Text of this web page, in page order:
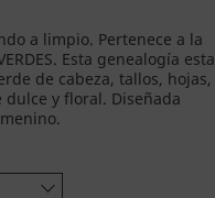
a limpio. Pertenece a la
Esta genealogía esta
de cabeza, tallos, hojas,
y floral. Diseñada